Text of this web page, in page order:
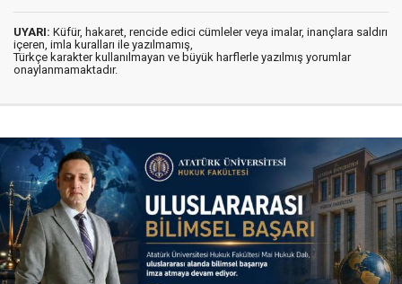
UYARI: Küfür, hakaret, rencide edici cümleler veya imalar, inançlara saldırı
içeren, imla kuralları ile yazılmamış,
Türkçe karakter kullanılmayan ve büyük harflerle yazılmış yorumlar
onaylanmamaktadır.